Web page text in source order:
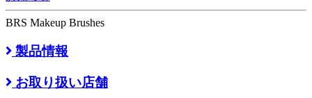
BRS Makeup Brushes
製品情報
お取り扱い店舗